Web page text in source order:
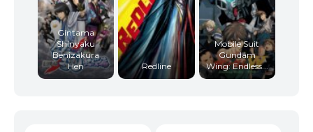
Gintama
Shinyaku
Benizakura
Hen
Redline
Mobile Suit
Gundam
Wing: Endless...